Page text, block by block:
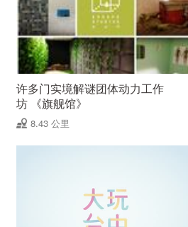
许多门实境解谜团体动力工作
坊 《旗舰馆》
8.43 公里